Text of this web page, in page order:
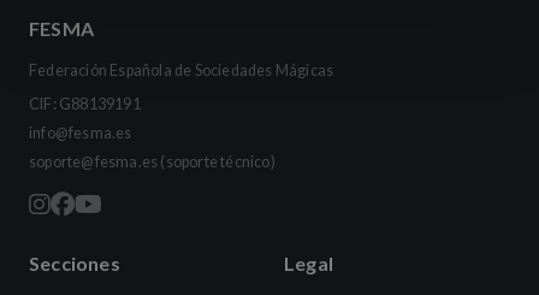
FESMA
Federación Española de Sociedades Mágicas
CIF: G88139191
info@fesma.es
soporte@fesma.es (soporte técnico)
Secciones Legal